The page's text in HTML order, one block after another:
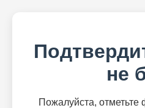
не
Пожалуйста,